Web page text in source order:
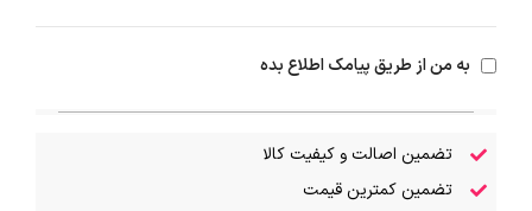
به من از طریق پیامک اطلاع بده
تضمین اصالت و کیفیت کالا
تضمین کمترین قیمت